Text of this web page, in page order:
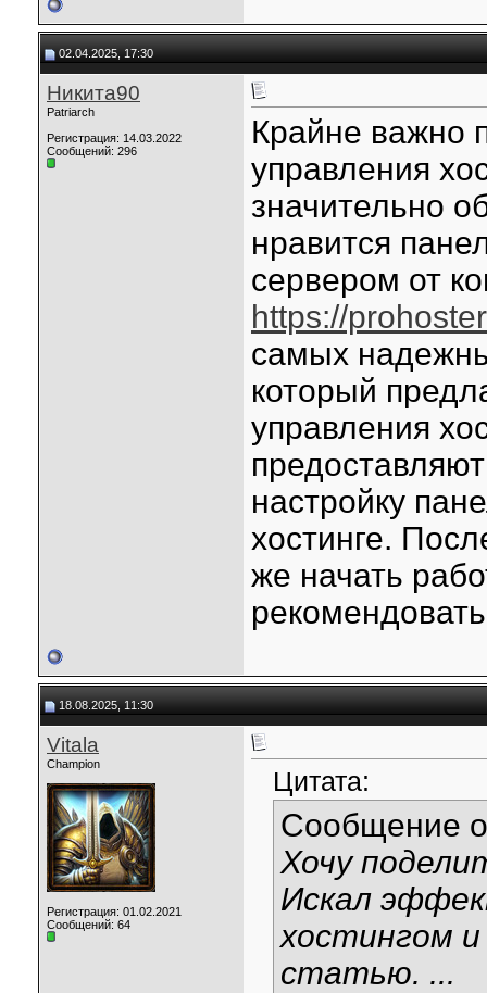
02.04.2025, 17:30
Никита90
Patriarch
Регистрация: 14.03.2022
Сообщений: 296
Крайне важно
управления
значительно
нравится
сервером от
https://
самых
который
управления
настройку
хостинге.
же начать
18.08.2025, 11:30
Vitala
Champion
Регистрация: 01.02.2021
Сообщений: 64
Цитата:
Сообщение
Хочу
Искал
хостингом
статью. ...